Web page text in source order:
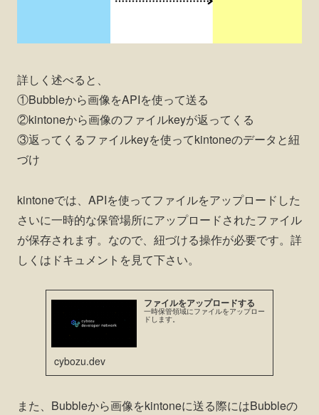
詳しく述べると、
①Bubbleから画像をAPIを使って送る
②kintoneから画像のファイルkeyが返ってくる
③返ってくるファイルkeyを使ってkintoneのデータと紐
づけ
kintoneでは、APIを使ってファイルをアップロードした
さいに一時的な保管場所にアップロードされたファイル
が保存されます。なので、紐づける操作が必要です。詳
しくはドキュメントを見て下さい。
ファイルをアップロードする
一時保管領域にファイルをアップロー
ドします。
cybozu.dev
また、Bubbleから画像をkintoneに送る際にはBubbleの